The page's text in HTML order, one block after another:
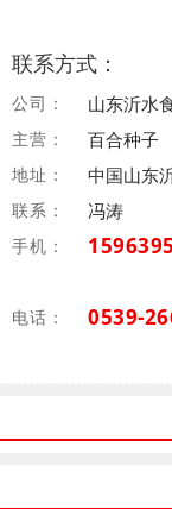
联系方式：
公司： 山东沂水
主营： 百合种子
地址： 中国山东
联系： 冯涛
手机：
电话： 0539-